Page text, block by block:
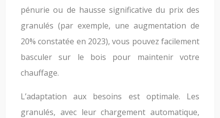
pénurie ou de hausse significative du prix des
granulés (par exemple, une augmentation de
20% constatée en 2023), vous pouvez facilement
basculer sur le bois pour maintenir votre
chauffage.
L’adaptation aux besoins est optimale. Les
granulés, avec leur chargement automatique,